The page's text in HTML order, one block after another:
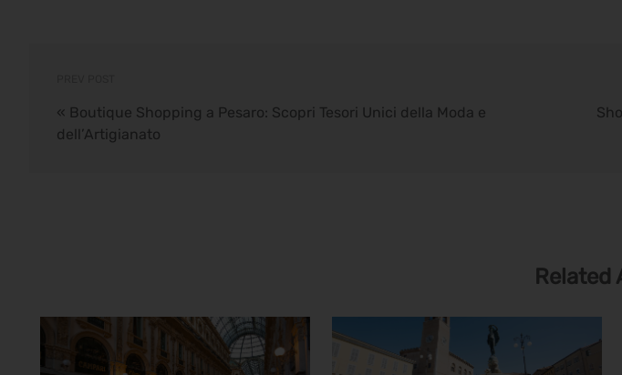
« Boutique Shopping a Pesaro: Scopri Tesori Unici della Moda e
dell’Artigianato
Related